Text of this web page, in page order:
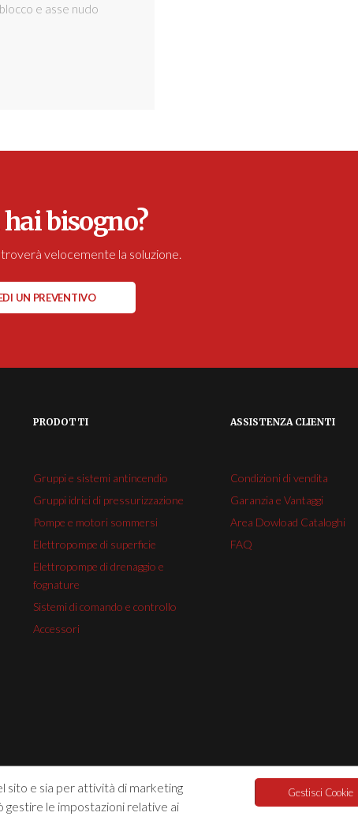
sito e sia per attività di marketing
gestire le impostazioni relative ai
Gestisci Cookie
e asse nudo
hai bisogno?
velocemente la soluzione.
UN PREVENTIVO
PRODOTTI
Gruppi e sistemi antincendio
Gruppi idrici di pressurizzazione
Pompe e motori sommersi
Elettropompe di superficie
Elettropompe di drenaggio e
fognature
Sistemi di comando e controllo
Accessori
ASSISTENZA CLIENTI
Condizioni di vendita
Garanzia e Vantaggi
Area Dowload Cataloghi
FAQ